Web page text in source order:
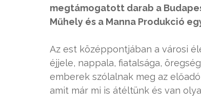
megtámogatott darab a
Műhely és a Manna Produkció
Az est középpontjában a városi
éjjele, nappala, fiatalsága,
emberek szólalnak meg az
amit már mi is átéltünk és van